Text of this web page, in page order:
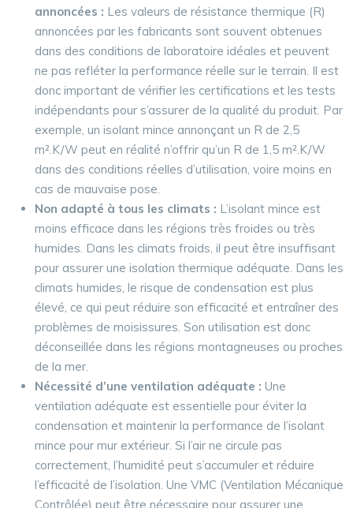
annoncées : Les valeurs de résistance thermique (R)
annoncées par les fabricants sont souvent obtenues
dans des conditions de laboratoire idéales et peuvent
ne pas refléter la performance réelle sur le terrain. Il est
donc important de vérifier les certifications et les tests
indépendants pour s’assurer de la qualité du produit. Par
exemple, un isolant mince annonçant un R de 2,5
m².K/W peut en réalité n’offrir qu’un R de 1,5 m².K/W
dans des conditions réelles d’utilisation, voire moins en
cas de mauvaise pose.
Non adapté à tous les climats : L’isolant mince est
moins efficace dans les régions très froides ou très
humides. Dans les climats froids, il peut être insuffisant
pour assurer une isolation thermique adéquate. Dans les
climats humides, le risque de condensation est plus
élevé, ce qui peut réduire son efficacité et entraîner des
problèmes de moisissures. Son utilisation est donc
déconseillée dans les régions montagneuses ou proches
de la mer.
Nécessité d’une ventilation adéquate : Une
ventilation adéquate est essentielle pour éviter la
condensation et maintenir la performance de l’isolant
mince pour mur extérieur. Si l’air ne circule pas
correctement, l’humidité peut s’accumuler et réduire
l’efficacité de l’isolation. Une VMC (Ventilation Mécanique
Contrôlée) peut être nécessaire pour assurer une